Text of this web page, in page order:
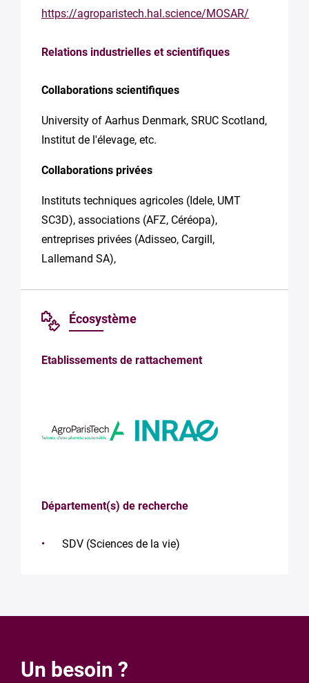
https://agroparistech.hal.science/MOSAR/
Relations industrielles et scientifiques
Collaborations scientifiques
University of Aarhus Denmark, SRUC Scotland,
Institut de l'élevage, etc.
Collaborations privées
Instituts techniques agricoles (Idele, UMT
SC3D), associations (AFZ, Céréopa),
entreprises privées (Adisseo, Cargill,
Lallemand SA),
Écosystème
Etablissements de rattachement
Département(s) de recherche
SDV (Sciences de la vie)
Un besoin ?